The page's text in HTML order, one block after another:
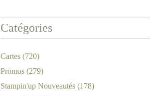
Catégories
Cartes (720)
Promos (279)
Stampin'up Nouveautés (178)